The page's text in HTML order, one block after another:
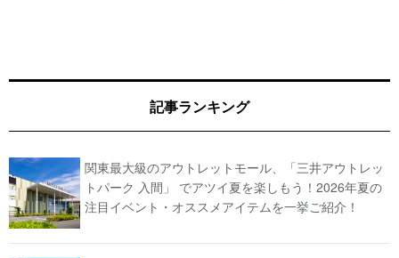
記事ランキング
関東最大級のアウトレットモール、「三井アウトレッ
トパーク 入間」 でアツイ夏を楽しもう！2026年夏の
注目イベント・オススメアイテムを一挙ご紹介！